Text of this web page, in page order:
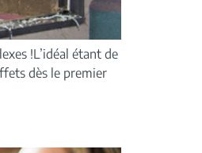
!L’idéal étant de
dès le premier